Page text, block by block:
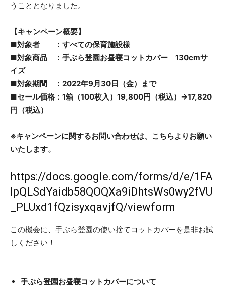
うこととなりました。
【キャンペーン概要】
■対象者 ：すべての保育施設様
■対象商品 ：手ぶら登園お昼寝コットカバー 130cmサ
イズ
■対象期間 ：2022年9月30日（金）まで
■セール価格：1箱（100枚入）19,800円（税込）→17,820
円（税込）
※キャンペーンに関するお問い合わせは、こちらよりお願い
いたします。
https://docs.google.com/forms/d/e/1FA
IpQLSdYaidb58QOQXa9iDhtsWs0wy2fVU
_PLUxd1fQzisyxqavjfQ/viewform
この機会に、手ぶら登園の使い捨てコットカバーを是非お試
しください！
手ぶら登園お昼寝コットカバーについて